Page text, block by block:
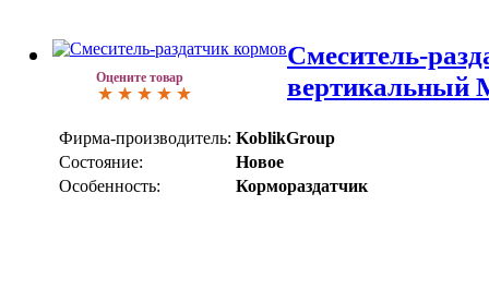
Оцените товар
Смеситель-
вертикальный
Фирма-производитель: KoblikGroup
Состояние:
Новое
Особенность:
Кормораздатчик